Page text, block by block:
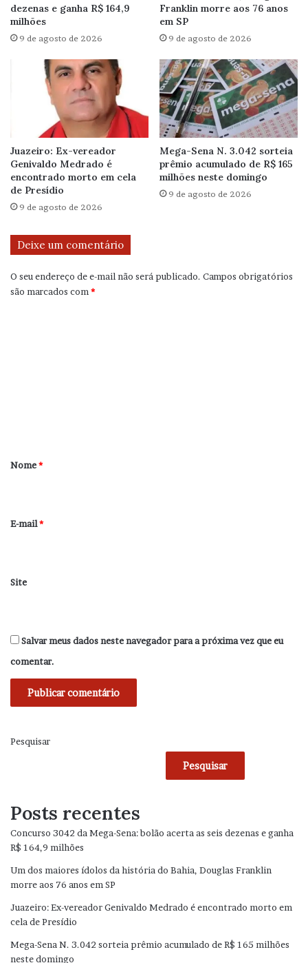
dezenas e ganha R$ 164,9
milhões
9 de agosto de 2026
Franklin morre aos 76 anos
em SP
9 de agosto de 2026
Juazeiro: Ex-vereador
Genivaldo Medrado é
encontrado morto em cela
de Presídio
9 de agosto de 2026
Mega-Sena N. 3.042 sorteia
prêmio acumulado de R$ 165
milhões neste domingo
9 de agosto de 2026
Deixe um comentário
O seu endereço de e-mail não será publicado. Campos obrigatórios
são marcados com *
r
*
Nome*
E-mail*
Site
Salvar meus dados neste navegador para a próxima vez que eu
comentar.
Pesquisar
Pesquisar
Posts recentes
Concurso 3042 da Mega-Sena: bolão acerta as seis dezenas e ganha
R$ 164,9 milhões
Um dos maiores ídolos da história do Bahia, Douglas Franklin
morre aos 76 anos em SP
Juazeiro: Ex-vereador Genivaldo Medrado é encontrado morto em
cela de Presídio
Mega-Sena N. 3.042 sorteia prêmio acumulado de R$ 165 milhões
neste domingo